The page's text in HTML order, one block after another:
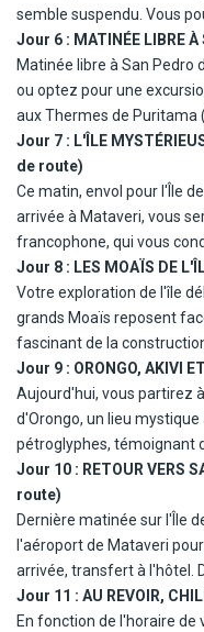
couleurs orangers, tout en
San Pedro pour un dîner
semble suspendu. Vous
Miniques, des merveilles
pieds de volcans
et vous pourrez observer
flamants. Après un
sera dédiée à la
immense, où vous pourrez
nature brute. Retour à
l'hôtel.
Jour 6 : MATINÉE LIBRE
Matinée libre à San
ou optez pour une
aux Thermes de Puritama
libre, transfert à l'aéroport
retour vers Santiago. À
de l'aéroport pour la nuit.
Jour 7 : L'ÎLE
de route)
Ce matin, envol pour l'Île
arrivée à Mataveri, vous
francophone, qui vous
L'île, perdue au milieu du
univers mystérieux où les
L'après-midi est libre pour
profiter des plages
d'un spectacle de danses
cette première journée sur
Jour 8 : LES MOAÏS DE
Votre exploration de l'île
grands Moaïs reposent
fascinant de la
Rano Raraku, la carrière
offrant un spectacle de
abandonnés. Après une
mythique Ahu Te Pito
de sable blanc bordé de
nique à l'ombre des
cristallines s'annoncent
à Hanga Roa pour un
Jour 9 : ORONGO, AKIVI
Aujourd'hui, vous partirez
d'Orongo, un lieu
pétroglyphes, témoignant
Après un déjeuner libre,
regardent l'intérieur de
un complexe cérémoniel
de soleil sur l'océan
l'histoire de l'île. Retour à
sur l'île.
Jour 10 : RETOUR VERS
route)
Dernière matinée sur l'Île
l'aéroport de Mataveri
arrivée, transfert à l'hôtel.
l'hôtel.
Jour 11 : AU REVOIR,
En fonction de l'horaire